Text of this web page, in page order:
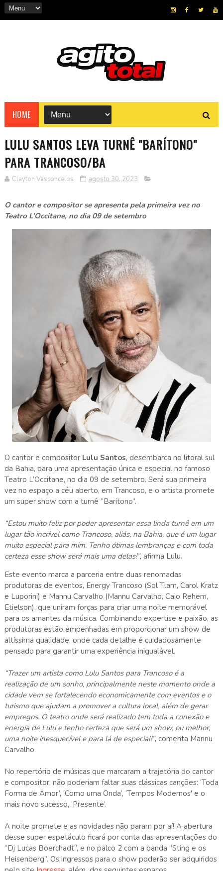
HOME
LULU SANTOS LEVA TURNÊ "BARÍTONO"
PARA TRANCOSO/BA
Clayton Vasconcelos agosto 30, 2023
O cantor e compositor se apresenta pela primeira vez no
Teatro L’Occitane, no dia 09 de setembro
O cantor e compositor Lulu Santos, desembarca no litoral sul
da Bahia, para uma apresentação única e especial no famoso
Teatro L’Occitane, no dia 09 de setembro. Será sua primeira
vez no espaço a céu aberto, em Trancoso, e o artista promete
um super show com a turnê “Barítono”.
“Estou muito feliz por poder apresentar essa linda turnê em um
lugar tão incrível como Trancoso, aliás, na Bahia, que é um lugar
muito especial para mim. Tenho ótimas lembranças e com toda
certeza esse show será mais uma delas!”, afirma Lulu.
Este evento marca a parceria entre duas renomadas
produtoras de eventos, Energy Trancoso (Sol Tlam, Carol Kratz
e Luporini) e Mannu Carvalho (Mannu Carvalho, Caio Rehem,
Etielson), que uniram forças para criar uma noite memorável
para os amantes da música. Combinando expertise e paixão, as
produtoras estão empenhadas em proporcionar um show de
altíssima qualidade, onde cada detalhe é cuidadosamente
pensado para garantir uma experiência inigualável.
“Trazer um artista como Lulu Santos para Trancoso é a
realização de um sonho, principalmente neste momento onde a
cidade vem se fortalecendo economicamente com eventos e o
turismo que ajudam a promover a cultura local, além de gerar
empregos. O teatro onde será realizado tem toda a conexão e
energia de Lulu e tenho certeza que será um show, ou melhor,
uma noite inesquecível e para lá de especial!”, comenta Mannu
Carvalho.
No repertório de músicas que marcaram a trajetória do cantor
e compositor, não poderiam faltar suas clássicas canções: ‘Toda
Forma de Amor’, 'Como uma Onda’, ‘Tempos Modernos' e o
mais novo sucesso, ‘Presente’.
A noite promete e as novidades não param por aí! A abertura
desse super espetáculo ficará por conta das apresentações do
“Dj Lucas Boerchadt”, e no palco 2 com a banda “Sting e os
Heisenberg”. Os ingressos para o show poderão ser adquiridos